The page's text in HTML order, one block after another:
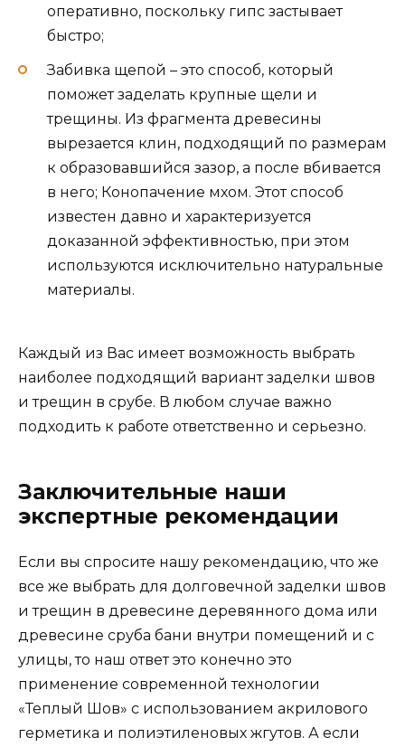
оперативно, поскольку гипс застывает
быстро;
Забивка щепой – это способ, который
поможет заделать крупные щели и
трещины. Из фрагмента древесины
вырезается клин, подходящий по размерам
к образовавшийся зазор, а после вбивается
в него; Конопачение мхом. Этот способ
известен давно и характеризуется
доказанной эффективностью, при этом
используются исключительно натуральные
материалы.
Каждый из Вас имеет возможность выбрать
наиболее подходящий вариант заделки швов
и трещин в срубе. В любом случае важно
подходить к работе ответственно и серьезно.
Заключительные наши
экспертные рекомендации
Если вы спросите нашу рекомендацию, что же
все же выбрать для долговечной заделки швов
и трещин в древесине деревянного дома или
древесине сруба бани внутри помещений и с
улицы, то наш ответ это конечно это
применение современной технологии
«Теплый Шов» с использованием акрилового
герметика и полиэтиленовых жгутов. А если